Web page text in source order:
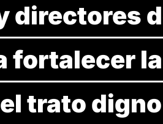
directores
fortalecer
trato digno